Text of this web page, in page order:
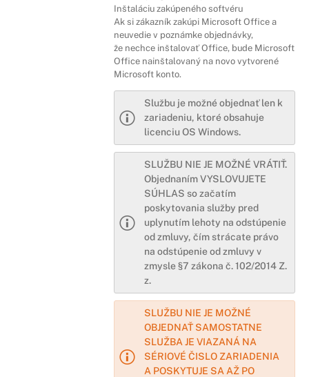
Inštaláciu zakúpeného softvéru
Ak si zákazník zakúpi Microsoft Office a
neuvedie v poznámke objednávky,
že nechce inštalovať Office, bude Microsoft
Office nainštalovaný na novo vytvorené
Microsoft konto.
Službu je možné objednať len k
zariadeniu, ktoré obsahuje
licenciu OS Windows.
SLUŽBU NIE JE MOŽNÉ VRÁTIŤ.
Objednaním VYSLOVUJETE
SÚHLAS so začatím
poskytovania služby pred
uplynutím lehoty na odstúpenie
od zmluvy, čím strácate právo
na odstúpenie od zmluvy v
zmysle §7 zákona č. 102/2014 Z.
z.
SLUŽBU NIE JE MOŽNÉ
OBJEDNAŤ SAMOSTATNE
SLUŽBA JE VIAZANÁ NA
SÉRIOVÉ ČISLO ZARIADENIA
A POSKYTUJE SA AŽ PO